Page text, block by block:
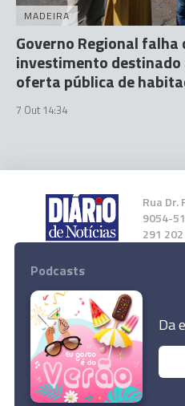
Presidente da
créditos à habitação
MADEIRA
Governo Regional
investimento
oferta pública de
7 Out 14:34
Rua Dr.
9054-
291
Instale a
© 2023 Empresa
Todos os
Podcasts
Da